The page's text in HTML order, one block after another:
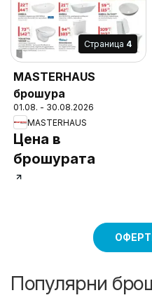
Cтраница 4
MASTERHAUS
брошура
01.08. - 30.08.2026
MASTERHAUS
Цена в
брошурата
Популярни